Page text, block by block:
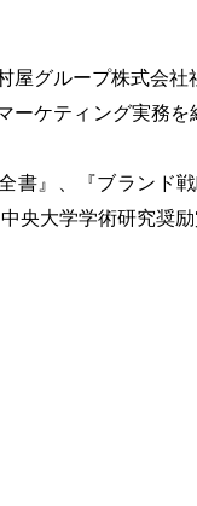
屋グループ株式会
ーケティング実務
書』、『ブランド
央大学学術研究奨励